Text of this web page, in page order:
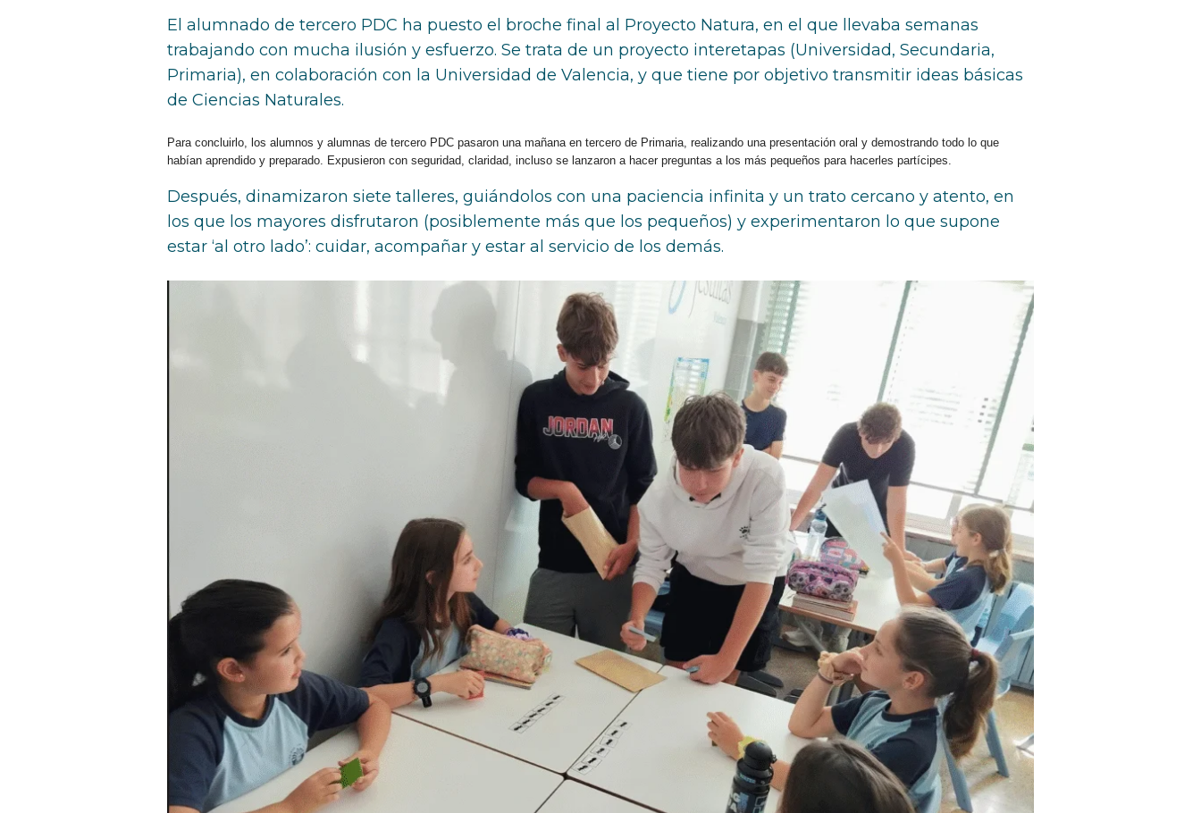
El alumnado de tercero PDC ha puesto el broche final al Proyecto Natura, en el que llevaba semanas
trabajando con mucha ilusión y esfuerzo. Se trata de un proyecto interetapas (Universidad, Secundaria,
Primaria), en colaboración con la Universidad de Valencia, y que tiene por objetivo transmitir ideas básicas
de Ciencias Naturales.
Para concluirlo, los alumnos y alumnas de tercero PDC pasaron una mañana en tercero de Primaria, realizando una presentación oral y demostrando todo lo que
habían aprendido y preparado. Expusieron con seguridad, claridad, incluso se lanzaron a hacer preguntas a los más pequeños para hacerles partícipes.
Después, dinamizaron siete talleres, guiándolos con una paciencia infinita y un trato cercano y atento, en
los que los mayores disfrutaron (posiblemente más que los pequeños) y experimentaron lo que supone
estar ‘al otro lado’: cuidar, acompañar y estar al servicio de los demás.